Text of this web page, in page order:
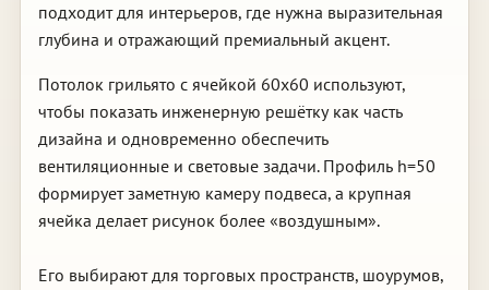
подходит для интерьеров, где нужна выразительная
глубина и отражающий премиальный акцент.
Потолок грильято с ячейкой 60х60 используют,
чтобы показать инженерную решётку как часть
дизайна и одновременно обеспечить
вентиляционные и световые задачи. Профиль h=50
формирует заметную камеру подвеса, а крупная
ячейка делает рисунок более «воздушным».
Его выбирают для торговых пространств, шоурумов,